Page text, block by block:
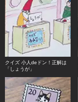
クイズ 小人deドン！正解は
「しょうが」